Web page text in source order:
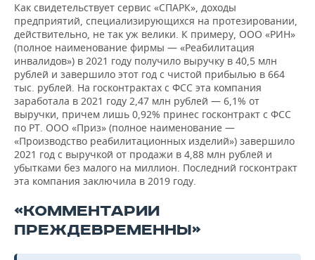
Как свидетельствует сервис «СПАРК», доходы
предприятий, специализирующихся на протезировании,
действительно, не так уж велики. К примеру, ООО «РИН»
(полное наименование фирмы — «Реабилитация
инвалидов») в 2021 году получило выручку в 40,5 млн
рублей и завершило этот год с чистой прибылью в 664
тыс. рублей. На госконтрактах с ФСС эта компания
заработала в 2021 году 2,47 млн рублей — 6,1% от
выручки, причем лишь 0,92% принес госконтракт с ФСС
по РТ. ООО «Приз» (полное наименование —
«Производство реабилитационных изделий») завершило
2021 год с выручкой от продажи в 4,88 млн рублей и
убытками без малого на миллион. Последний госконтракт
эта компания заключила в 2019 году.
«КОММЕНТАРИИ
ПРЕЖДЕВРЕМЕННЫ»